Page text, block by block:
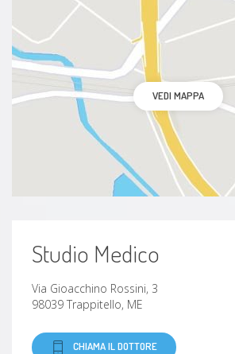
VEDI MAPPA
Studio Medico
Via Gioacchino Rossini, 3
98039 Trappitello, ME
CHIAMA IL DOTTORE